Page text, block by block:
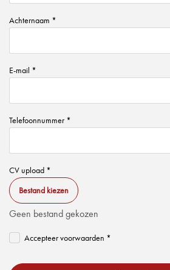
Achternaam *
E-mail *
Telefoonnummer *
CV upload *
Bestand kiezen
Geen bestand gekozen
Accepteer voorwaarden *